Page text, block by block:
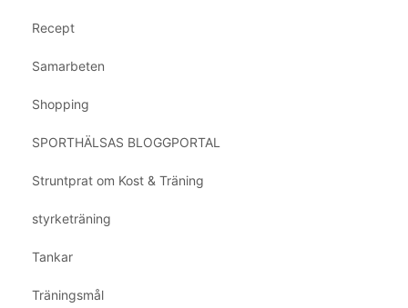
Recept
Samarbeten
Shopping
SPORTHÄLSAS BLOGGPORTAL
Struntprat om Kost & Träning
styrketräning
Tankar
Träningsmål